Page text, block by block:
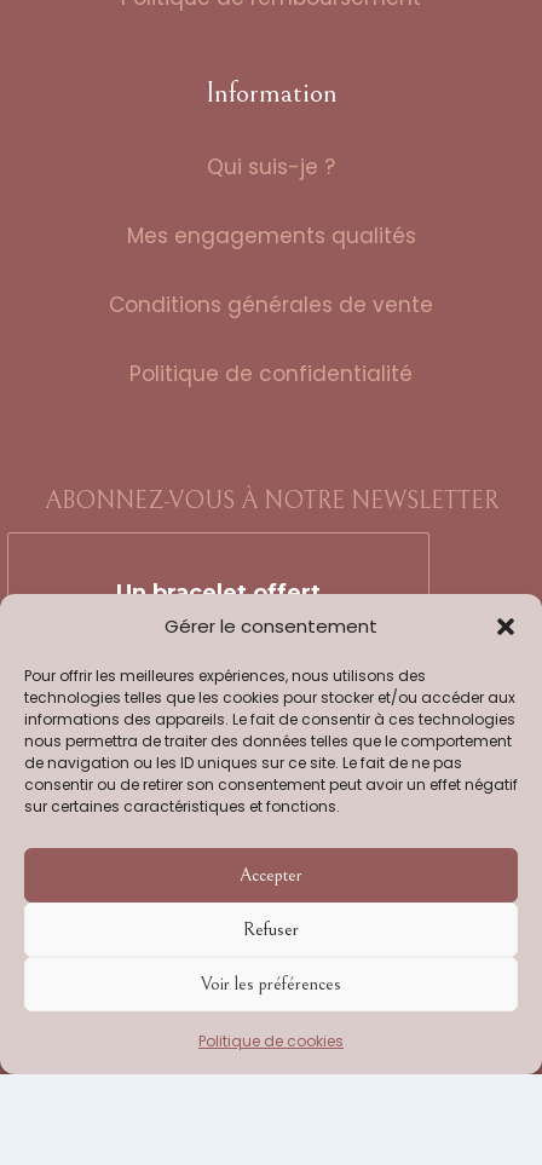
Gérer le consentement
Pour offrir les meilleures expériences, nous utilisons des
technologies telles que les cookies pour stocker et/ou accéder aux
informations des appareils. Le fait de consentir à ces technologies
nous permettra de traiter des données telles que le comportement
de navigation ou les ID uniques sur ce site. Le fait de ne pas
consentir ou de retirer son consentement peut avoir un effet négatif
sur certaines caractéristiques et fonctions.
Accepter
Refuser
Voir les préférences
Politique de cookies
Information
Qui suis-je ?
Mes engagements qualités
Conditions générales de vente
Politique de confidentialité
ABONNEZ-VOUS À NOTRE NEWSLETTER
Un bracelet offert
d'achats pour nos abonnés
Newsletter !
Newsletter douce, sans spam !
politique de